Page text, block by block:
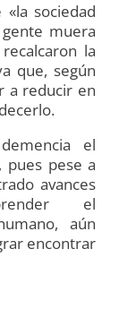
sociedad
muera
la
que, según
a reducir en
el
pues pese a
avances
el
aún
encontrar